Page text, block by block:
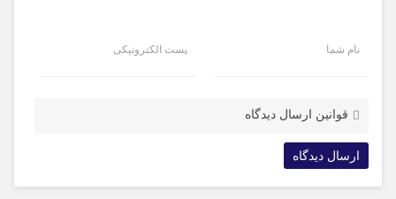
نام شما پست الکترونیکی
قوانین ارسال دیدگاه